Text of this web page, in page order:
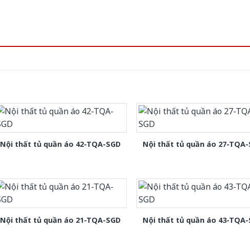
Nội thất tủ quần áo 42-TQA-SGD Nội thất tủ quần áo 27-TQA-
Nội thất tủ quần áo 21-TQA-SGD Nội thất tủ quần áo 43-TQA-